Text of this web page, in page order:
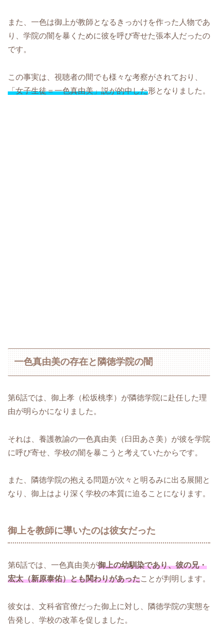
また、一色は御上が教師となるきっかけを作った人物であ
り、学院の闇を暴くために彼を呼び寄せた張本人だったの
です。
この事実は、視聴者の間でも様々な考察がされており、
「女子生徒＝一色真由美」説が的中した形となりました。
一色真由美の存在と隣徳学院の闇
第6話では、御上孝（松坂桃李）が隣徳学院に赴任した理
由が明らかになりました。
それは、養護教諭の一色真由美（臼田あさ美）が彼を学院
に呼び寄せ、学校の闇を暴こうと考えていたからです。
また、隣徳学院の抱える問題が次々と明るみに出る展開と
なり、御上はより深く学校の本質に迫ることになります。
御上を教師に導いたのは彼女だった
第6話では、一色真由美が御上の幼馴染であり、彼の兄・
宏太（新原泰佑）とも関わりがあったことが判明します。
彼女は、文科省官僚だった御上に対し、隣徳学院の実態を
告発し、学校の改革を促しました。